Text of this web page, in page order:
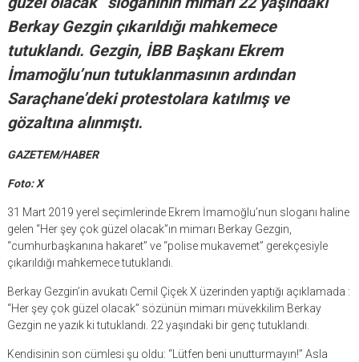
Berkay Gezgin çıkarıldığı mahkemece
tutuklandı. Gezgin, İBB Başkanı Ekrem
İmamoğlu’nun tutuklanmasının ardından
Saraçhane’deki protestolara katılmış ve
gözaltına alınmıştı.
GAZETEM/HABER
Foto: X
31 Mart 2019 yerel seçimlerinde Ekrem İmamoğlu’nun sloganı haline
gelen “Her şey çok güzel olacak”ın mimarı Berkay Gezgin,
“cumhurbaşkanına hakaret” ve “polise mukavemet” gerekçesiyle
çıkarıldığı mahkemece tutuklandı.
Berkay Gezgin’in avukatı Cemil Çiçek X üzerinden yaptığı açıklamada :
“Her şey çok güzel olacak” sözünün mimarı müvekkilim Berkay
Gezgin ne yazık ki tutuklandı. 22 yaşındaki bir genç tutuklandı.
Kendisinin son cümlesi şu oldu: “Lütfen beni unutturmayın!” Asla